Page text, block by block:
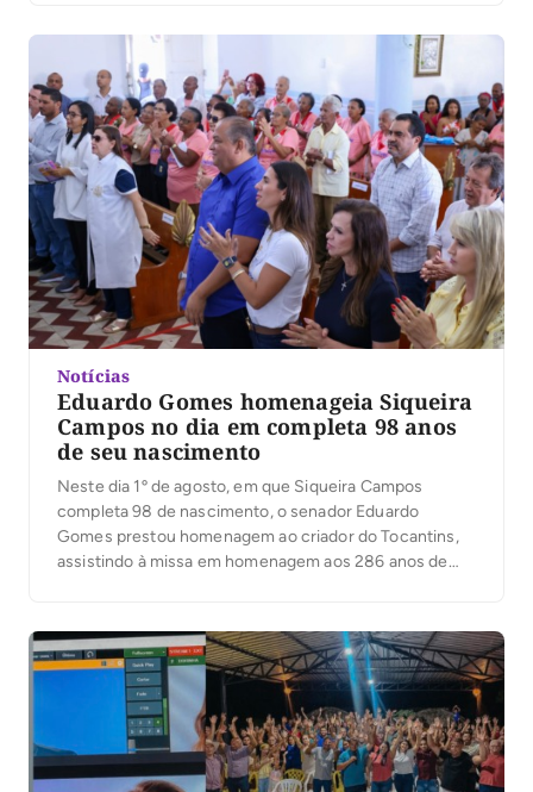
diversas instituições de ensino superior em um
formato inovador, marcado pelo diálogo direto […]
Notícias
Eduardo Gomes homenageia Siqueira
Campos no dia em completa 98 anos
de seu nascimento
Neste dia 1º de agosto, em que Siqueira Campos
completa 98 de nascimento, o senador Eduardo
Gomes prestou homenagem ao criador do Tocantins,
assistindo à missa em homenagem aos 286 anos de
fora do governo, Siqueira Campos […]